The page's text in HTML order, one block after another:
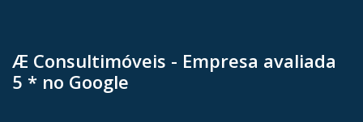
Æ Consultimóveis - Empresa avaliada
5 * no Google